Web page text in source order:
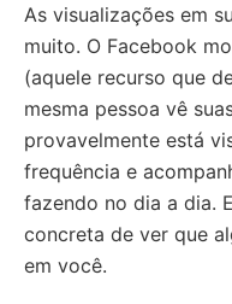
As visualizações em
muito. O Facebook
(aquele recurso que
mesma pessoa vê
provavelmente está
frequência e
fazendo no dia a dia.
concreta de ver que
em você.